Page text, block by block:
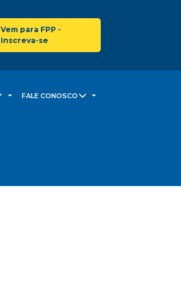
Vem para FPP -
Inscreva-se
FALE CONOSCO